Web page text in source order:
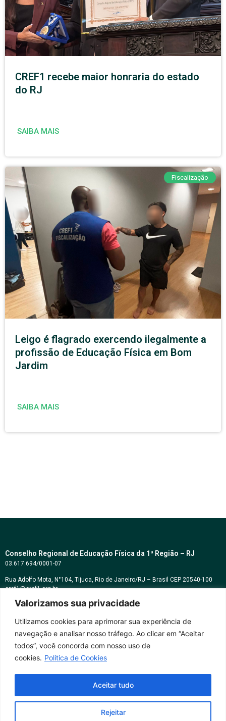
Valorizamos sua privacidade
Utilizamos cookies para aprimorar sua experiência de
navegação e analisar nosso tráfego. Ao clicar em “Aceitar
todos”, você concorda com nosso uso de
cookies. Política de Cookies
Rejeitar
Aceitar tudo
CREF1 recebe maior honraria do estado
do RJ
SAIBA MAIS
Fiscalização
Leigo é flagrado exercendo ilegalmente a
profissão de Educação Física em Bom
Jardim
SAIBA MAIS
Conselho Regional de Educação Física da 1ª Região – RJ
03.617.694/0001-07
Rua Adolfo Mota, N°104, Tijuca, Rio de Janeiro/RJ – Brasil CEP 20540-100
cref1@cref1.org.br
Assessoria de comunicação:
Horários de atendimento:
Whatsapp: (21) 2569-2398